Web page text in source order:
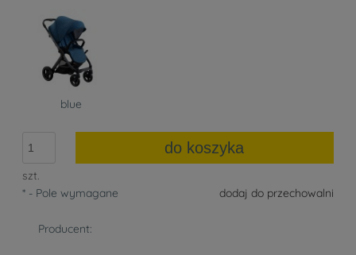
blue
szt.
do koszyka
dodaj do przechowalni
* - Pole wymagane
Producent: